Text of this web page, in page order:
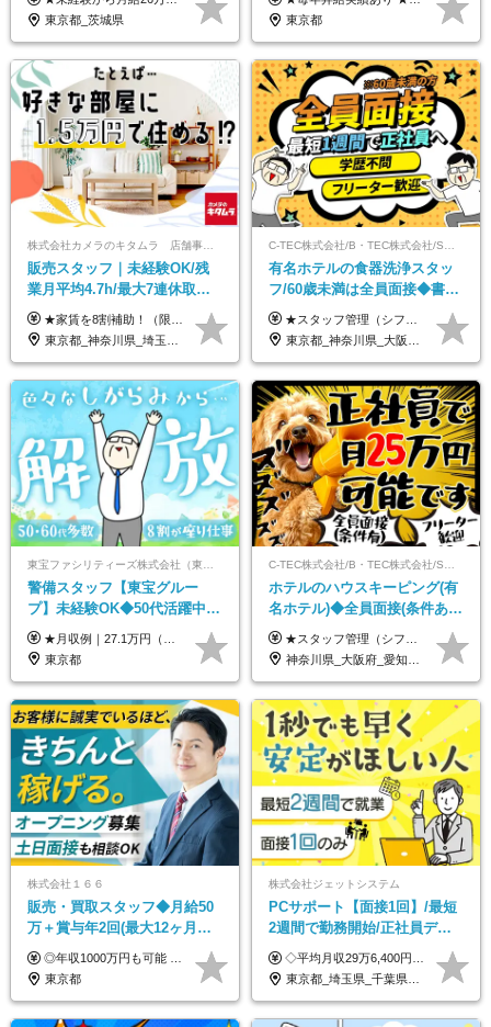
無し/面接1回
東京都_茨城県
実績多数！
東京都
株式会社カメラのキタムラ 店舗事業部【カメラのキタムラ】
販売スタッフ｜未経験OK/残
業月平均4.7h/最大7連休取得
可/全国募集/家賃8割を会社が
負担/賞与年2回
★家賃を8割補助！（限度額は地域により異なる） ※転勤による引っ越しが発生する場合 ＝＝＝＝＝＝＝＝＝＝＝＝＝＝＝＝＝＝＝＝＝＝＝ 例えば、家賃7.5万円なら6万円は会社で負担。 あなたが支払うのは、たったの1.5万円です！ 年間では自己負担額が約72万ほどお得になります！ ＝＝＝＝＝＝＝＝＝＝＝＝＝＝＝＝＝＝＝＝＝＝＝ 月給22万8,700円～26万3,100円＋賞与年2回（初回の支給は当社規定による）＋残業手当 ＜実際の給与例＞ *24歳:月給23万4,700円＋賞与年2回（初回の支給は当社規定による）＋残業手当＋諸手当 ※上記はあくまで参考月給です。ご経歴・年齢を考慮し、当社規定により決定します ※評価により昇給あり ※残業代は別途支給あり ※試用期間2ヶ月あり（期間中の給与・待遇に差異はありません） 【実在する社員の年収モデル】 年収530万円（30歳） 年収820万円（40歳） 【入社時の想定年収】 330万円～900万円
東京都_神奈川県_埼玉県_千葉県_大阪府_愛知県_北海道_青森県_宮城県_秋田県_山形県_茨城県_群馬県_新潟県_長野県_富山県_静岡県_三重県_兵庫県_京都府_広島県_岡山県_鳥取県_山口県_徳島県_香川県_愛媛県_福岡県_熊本県_佐賀県_長崎県_大分県_宮崎県_鹿児島県
有名ホテルの食器洗浄スタッ
フ/60歳未満は全員面接◆書類
選考なし◆ブランクOK◆月25
万～ ◆40～50代活躍
★スタッフ管理（シフト調整など）の経験があれば【月給28万円以上】 ★賞与支給実績：基本給の2ヶ月分～3ヶ月分 ＝＝ライフスタイルに合わせて働き方を選べます＝＝ ■正社員 ＜未経験者＞月給25万円～35万円＋賞与年2回 ＜経験者＞月給28万円～35万円＋賞与年2回 ※経験やスキルに応じて決定します ※残業代全額支給 ※試用期間（3ヶ月間）中の雇用形態や待遇に差異はありません ※正社員の場合、転勤の可能性あり ■契約社員 月給22万円～＋残業代全額支給 ※契約社員の場合、賞与の支給および転勤の可能性はありません ※勤務時間や勤務日数の希望があればご相談に応じます ※試用期間なし ※契約の更新 有(勤務状況により判断する) 更新上限 有(通算契約期間の上限 1年/更新回数の上限 なし)
東京都_神奈川県_大阪府_愛知県_北海道_京都府_福岡県_沖縄県
警備スタッフ【東宝グルー
プ】未経験OK◆50代活躍中
◆1勤務で2日分休み◆8割が座
り仕事◆賞与年2回
★月収例｜27.1万円（月給+残業代2.4万円+資格手当0.2万円+家族手当0.85万円） ★賞与年2回＆充実した手当あり！ ■月給23万6,500円～＋賞与年2回＋各種手当 ┗月給には職務手当19,500円、調整手当15,000円、住宅手当18,500円、契約社員手当1,500円を含みます ※試用期間4ヶ月(期間中の給与・待遇の差異はありません) ━━━━━━━━━━ 各種手当も充実！ ━━━━━━━━━━ ★家族手当 ★役付手当 ★資格手当 ★年末年始勤務手当 ★交通費支給（月5万円以内／6ヶ月分の定期代を支給） ★残業・深夜残業手当（全額支給） ━━━━━━━━━━ 給与支給日は毎月25日です ━━━━━━━━━━ 例：1月1日付入社の場合 1月25日に基本給+変動しない手当を支給 2月25日に前月分の残業手当など変動する手当を支給
東京都
ホテルのハウスキーピング(有
名ホテル)◆全員面接(条件あ
り)◆未経験OK◆リゾート地
も選べる◆月25万円
★スタッフ管理（シフト調整など）の経験があれば【月給28万円以上】 ★賞与支給実績：基本給の2ヶ月分～3ヶ月分 ＝＝ライフスタイルに合わせて働き方を選べます＝＝ ■正社員 ＜未経験者＞月給25万円(寮なしの場合)～35万円＋賞与年2回 ＜経験者＞月給28万円～35万円＋賞与年2回 ※寮をご利用の場合は月給22万円～ ※経験やスキルに応じて決定します ※残業代全額支給 ※試用期間（3ヶ月間）中の雇用形態や待遇に差異はありません ※正社員の場合、転勤の可能性あり ■契約社員 月給22万円～＋残業代全額支給 ※契約社員の場合、賞与の支給および転勤の可能性はありません ※勤務時間や勤務日数の希望があればご相談に応じます ※試用期間なし ※契約の更新 有(勤務状況により判断する) 更新上限 有(通算契約期間の上限 1年/更新回数の上限 なし)
神奈川県_大阪府_愛知県_北海道_兵庫県_京都府_広島県_福岡県_大分県_宮崎県_鹿児島県_沖縄県
株式会社１６６
販売・買取スタッフ◆月給50
万＋賞与年2回(最大12ヶ月分
支給)◆前職給与保証◆年収
1000万可◆オープニング
◎年収1000万円も可能 ◎複雑な条件やノルマは一切なし！ 頑張った分だけシンプルに還元される給与体系です。 経験者の方には「前職給与保証」をお約束します！ ■月給50万円～80万円（役職手当を含む） ★平均月収：60～70万円程度 ★「〇件以上で支給」といった複雑な条件やノルマの縛りは一切ありません。 お客様に寄り添い、利益が出た分はしっかりとあなたの給与へ還元します！ ※経験・能力を考慮のうえ決定します。 ※試用期間3ヶ月あり。その間の待遇・給与に差異はありません。 ※上記の金額は固定残業代（20時間/5万円～）含んだ金額です。 超過分は別途記載します。
東京都
株式会社ジェットシステム
PCサポート【面接1回】/最短
2週間で勤務開始/正社員デビ
ュー歓迎/未経験9割以上/社員
寮・住宅手当あり
◇平均月収29万6,400円(各種手当含む) ◇住宅手当⇒最大家賃の半額支給 ◇賞与年2回支給 ■月給22万5,000円以上＋地域手当＋時間外手当＋住宅手当＋家族手当 ※経験やスキルに応じて給与を決定します ※試用期間2ヶ月あり（期間内は時給1,060円以上となります） └地域により上がる可能性があり／例：東京都時給1,370円 └その他待遇に差異なし ＜モデル月収例＞ 1年目：296,400円 3年目：320,000円 【固定残業代について】 なし（残業代は、実際の労働時間に応じて別途全額支給）
東京都_埼玉県_千葉県_愛知県_北海道_群馬県_長野県_富山県_石川県_静岡県_香川県_高知県_熊本県_長崎県_沖縄県